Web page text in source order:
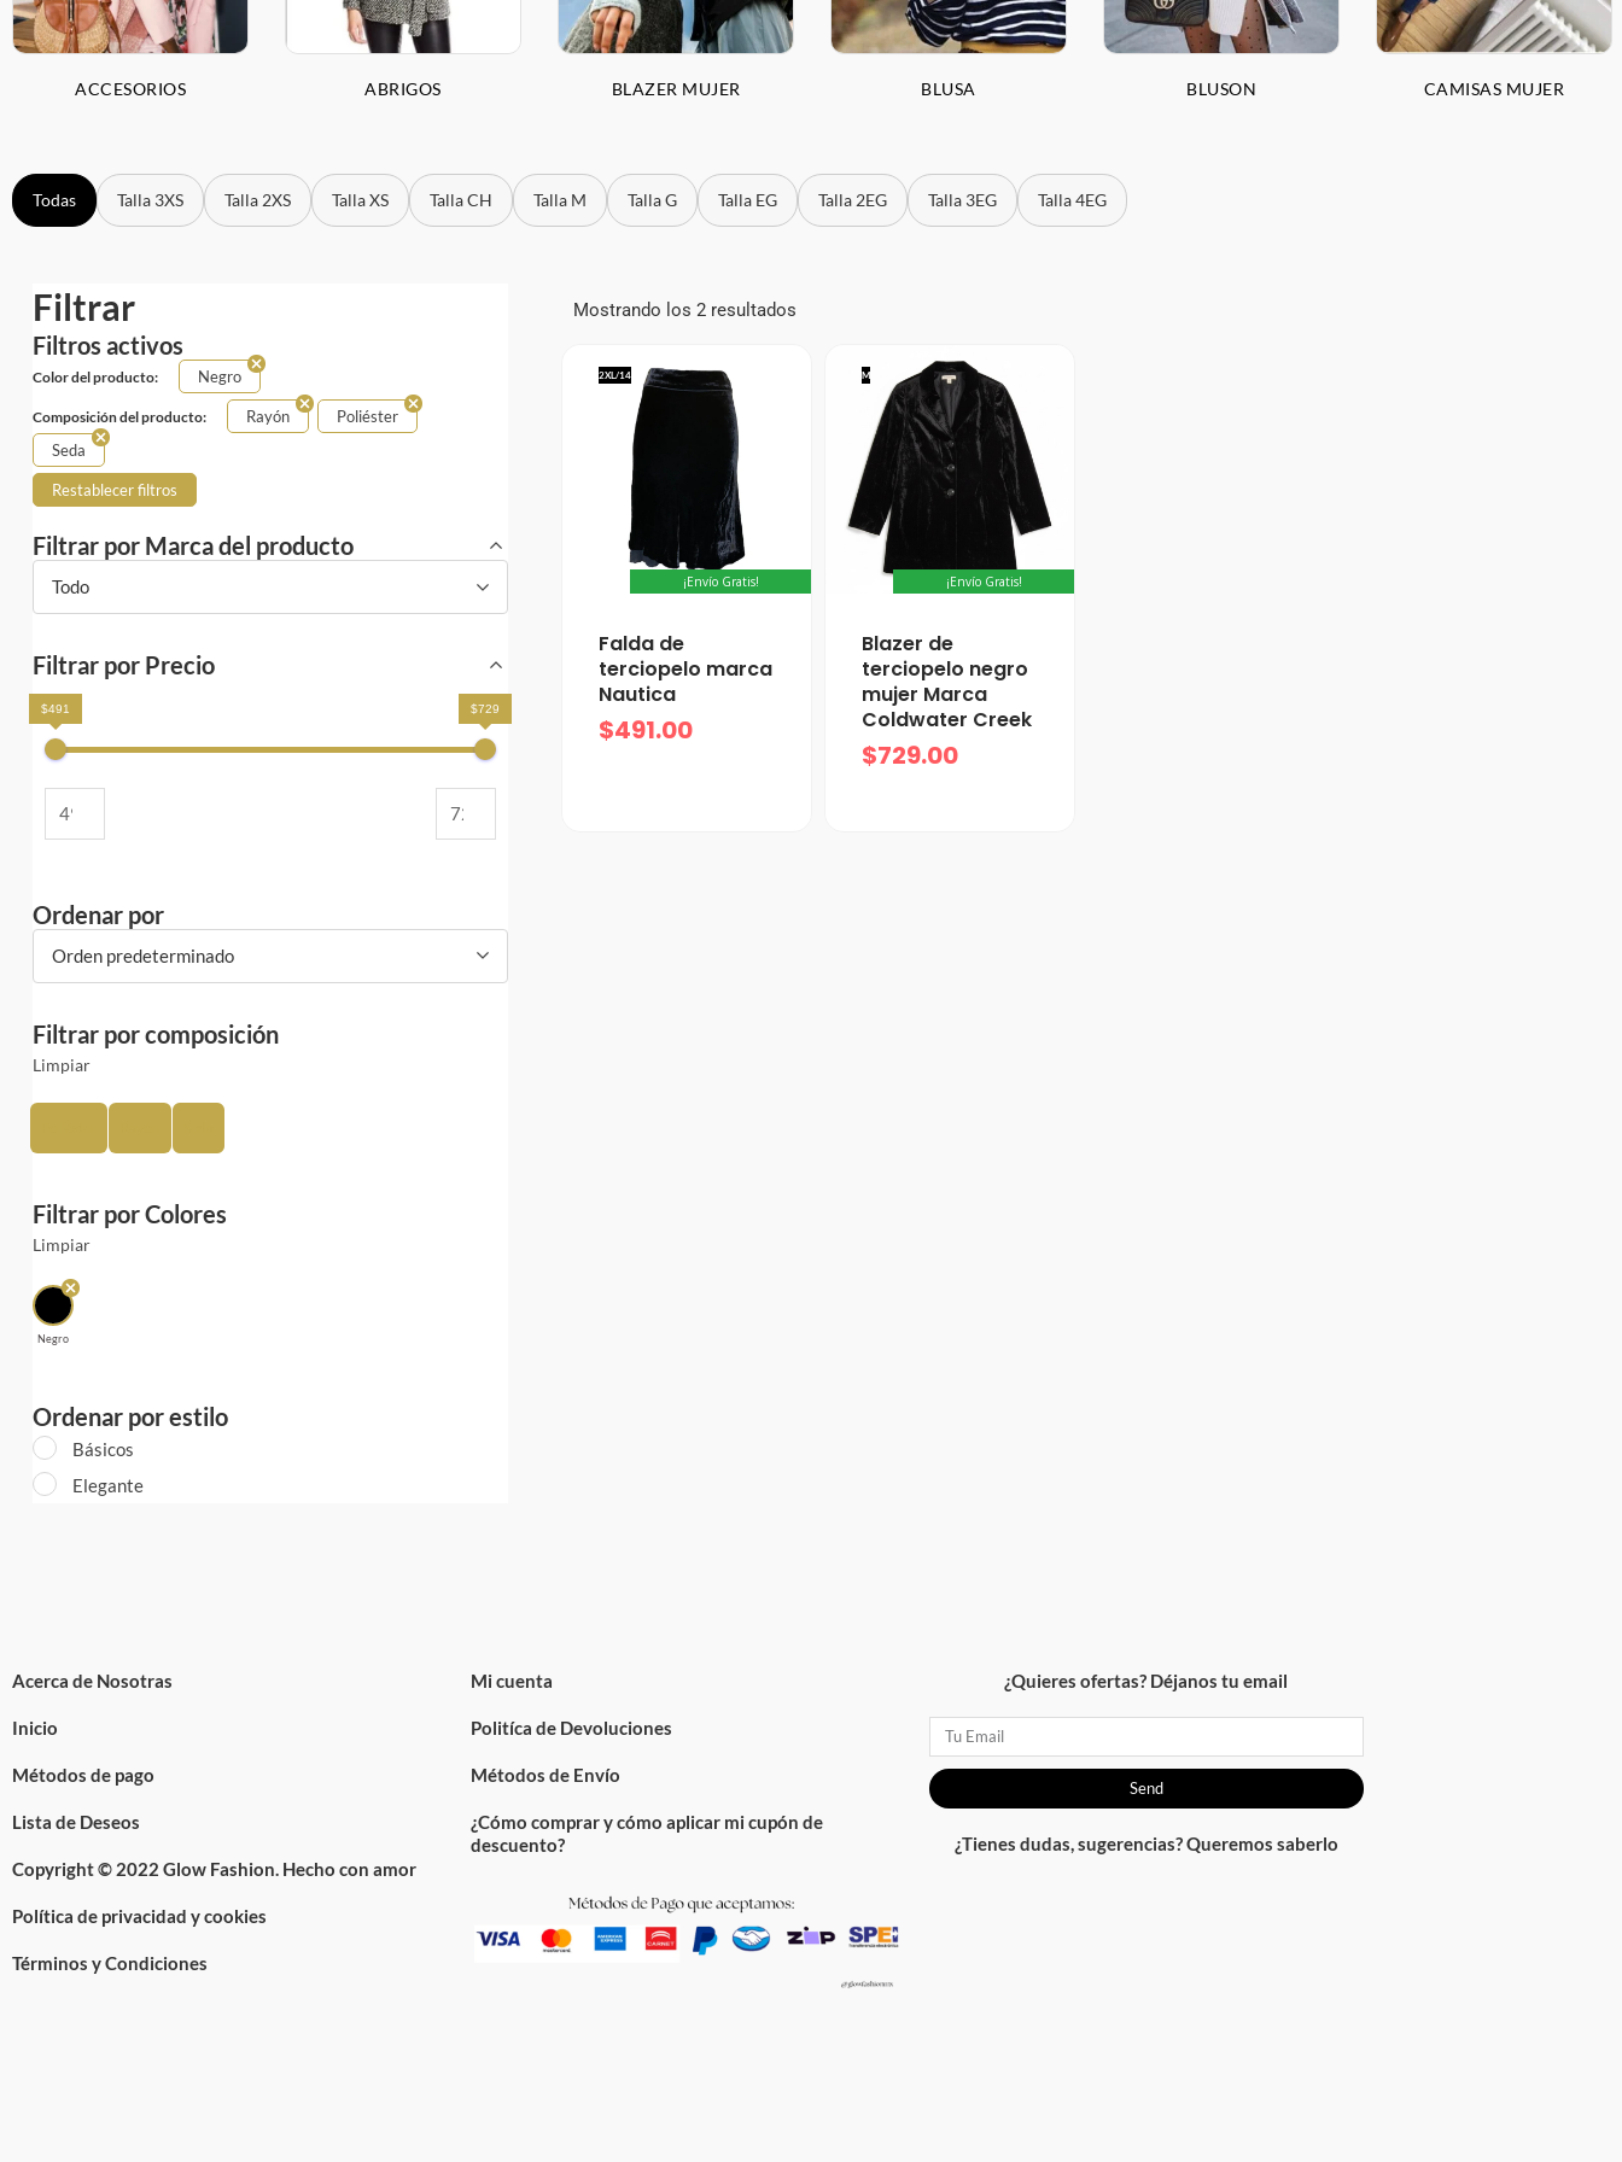
ACCESORIOS ABRIGOS BLAZER MUJER BLUSA BLUSON CAMISAS MUJER
Todas Talla 3XS Talla 2XS Talla XS Talla CH Talla M Talla G Talla EG Talla 2EG Talla 3EG Talla 4EG
Filtrar
Filtros activos
Color del producto: Negro
Composición del producto: Rayón
Poliéster
Seda
Restablecer filtros
Filtrar por Marca del producto
Todo
Filtrar por Precio
$491 $729
Ordenar por
Orden predeterminado
Filtrar por composición
Limpiar
Filtrar por Colores
Limpiar
Negro
Ordenar por estilo
Básicos
Elegante
Mostrando los 2 resultados
2XL/14
¡Envío Gratis!
Falda de
terciopelo marca
Nautica
$491.00
M
¡Envío Gratis!
Blazer de
terciopelo negro
mujer Marca
Coldwater Creek
$729.00
Acerca de Nosotras
Inicio
Métodos de pago
Lista de Deseos
Copyright © 2022 Glow Fashion. Hecho con amor
Política de privacidad y cookies
Términos y Condiciones
Mi cuenta
Politíca de Devoluciones
Métodos de Envío
¿Cómo comprar y cómo aplicar mi cupón de
descuento?
¿Quieres ofertas? Déjanos tu email
Email
Send
¿Tienes dudas, sugerencias? Queremos saberlo